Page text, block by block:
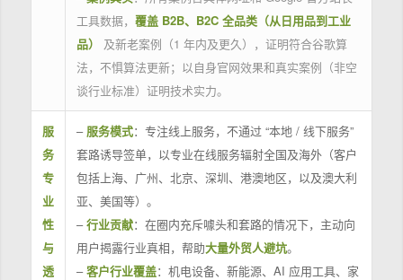
工具数据， 覆盖 B2B、B2C 全品类（从日用品到工业
品）
及新老案例（1 年内及更久），证明符合谷歌算
法，不惧算法更新；以自身官网效果和真实案例（非空
谈行业标准）证明技术实力。
服
务
专
业
性
与
透
– 服务模式：专注线上服务，不通过 “本地 / 线下服务”
套路诱导签单，以专业在线服务辐射全国及海外（客户
包括上海、广州、北京、深圳、港澳地区，以及澳大利
亚、美国等）。
–行业贡献：在圈内充斥噱头和套路的情况下，主动向
用户揭露行业真相，帮助大量外贸人避坑。
–客户行业覆盖：机电设备、新能源、AI 应用工具、家